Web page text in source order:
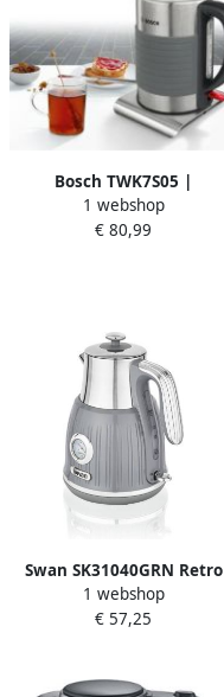
Bosch TWK7S05 |
Waterkokers |
Keuken&Koken
1 webshop
€ 80,99
Swan SK31040GRN Retro
Waterkoker 1.5 Liter Grijs
1 webshop
€ 57,25